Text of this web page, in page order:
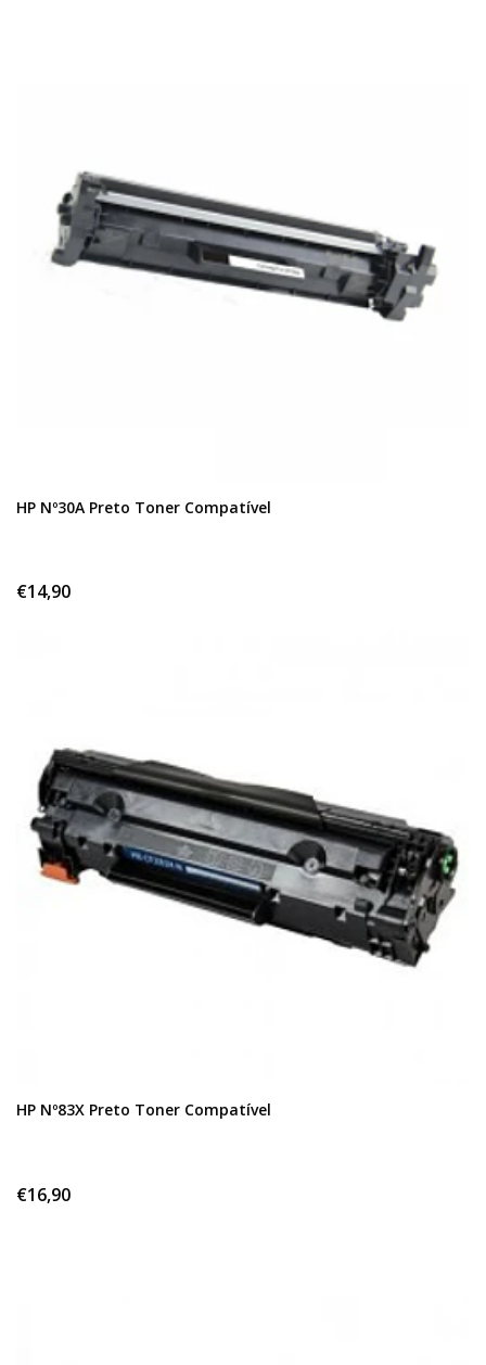
HP Nº30A Preto Toner Compatível
€14,90
HP Nº83X Preto Toner Compatível
€16,90